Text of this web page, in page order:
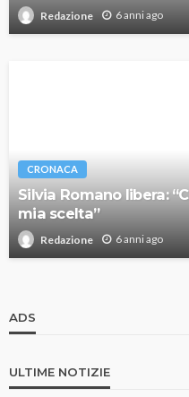
Redazione 6 anni ago
CRONACA
Silvia Romano libera:
mia scelta”
Redazione 6 anni ago
ADS
ULTIME NOTIZIE